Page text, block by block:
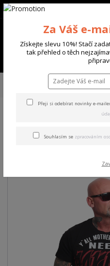
+420 702 136 620
TRIKA & TÍLKA
Regular T-
Za Váš e-
Získejte slevu 10%! Stačí
tak přehled o těch
Přeji si odebírat novinky e-
Souhlasím se zpracováním